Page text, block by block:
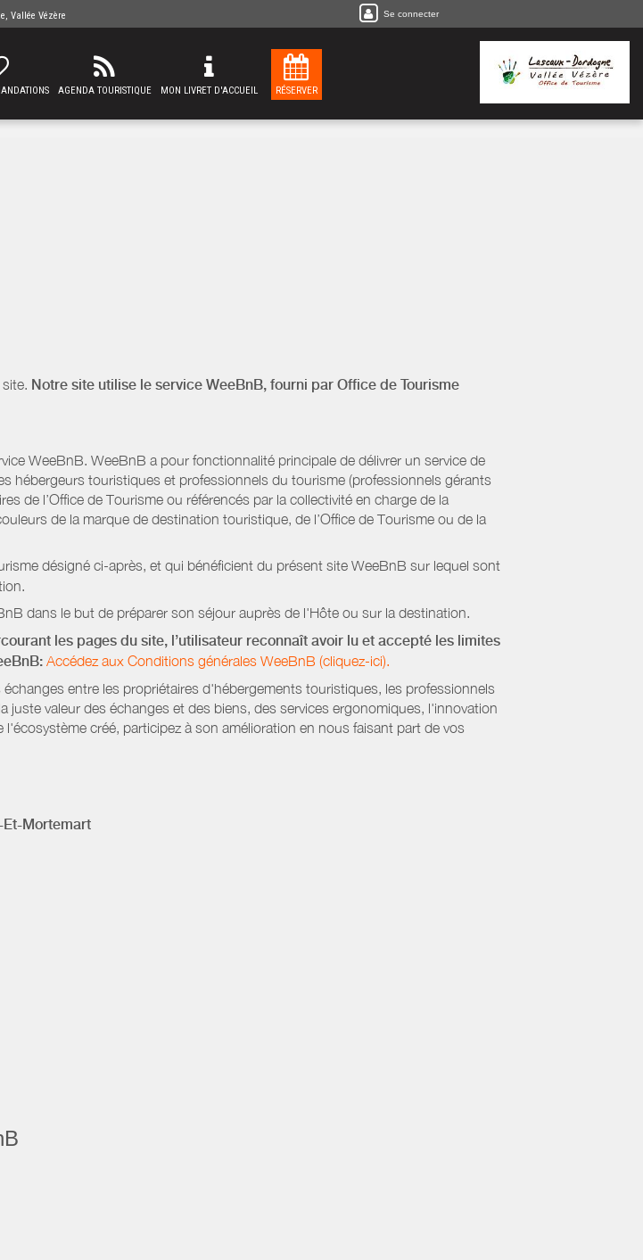
Vallée Vézère Se connecter
AGENDA TOURISTIQUE MON LIVRET D'ACCUEIL RÉSERVER
Notre site utilise le service WeeBnB, fourni par Office de Tourisme
WeeBnB. WeeBnB a pour fonctionnalité principale de délivrer un service de
hébergeurs touristiques et professionnels du tourisme (professionnels gérants
de l’Office de Tourisme ou référencés par la collectivité en charge de la
de la marque de destination touristique, de l’Office de Tourisme ou de la
désigné ci-après, et qui bénéficient du présent site WeeBnB sur lequel sont
dans le but de préparer son séjour auprès de l'Hôte ou sur la destination.
les pages du site, l’utilisateur reconnaît avoir lu et accepté les limites
Accédez aux Conditions générales WeeBnB (cliquez-ici).
entre les propriétaires d'hébergements touristiques, les professionnels
valeur des échanges et des biens, des services ergonomiques, l'innovation
créé, participez à son amélioration en nous faisant part de vos
Mortemart